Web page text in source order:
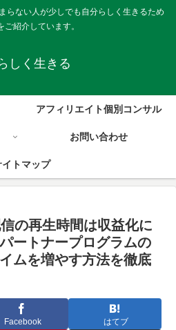
らない人が少しでも自分らしく生きるため
ご紹介しています。
しく生きる
アフィリエイト個別コンサル
お問い合わせ
イトマップ
の再生時間は収益化に
ートナープログラムの
ムを増やす方法を徹底
Facebook はてブ